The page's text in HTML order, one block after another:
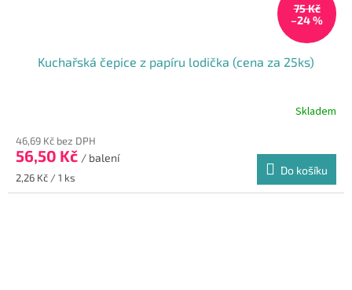
75 Kč
–24 %
Kuchařská čepice z papíru lodička (cena za 25ks)
Skladem
46,69 Kč bez DPH
56,50 Kč / balení
Měrná
cena:
2,26 Kč / 1 ks
Do košíku